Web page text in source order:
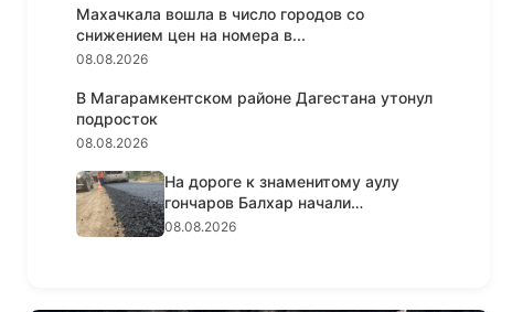
Махачкала вошла в число городов со
снижением цен на номера в...
08.08.2026
В Магарамкентском районе Дагестана утонул
подросток
08.08.2026
На дороге к знаменитому аулу
гончаров Балхар начали
укладыва...
08.08.2026